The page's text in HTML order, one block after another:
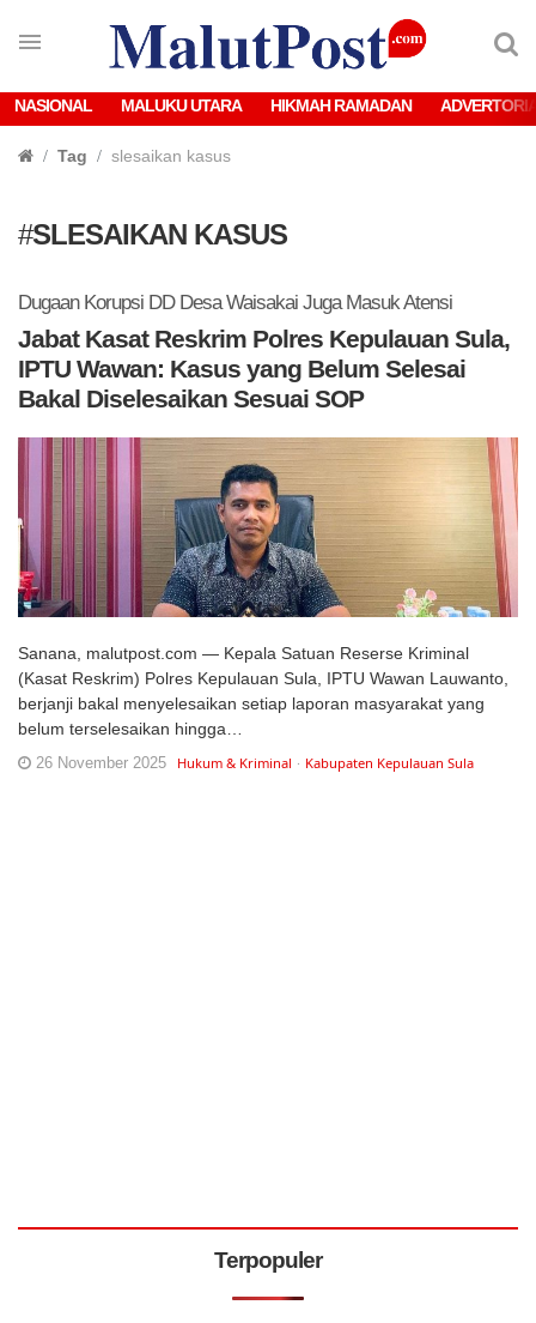
NASIONAL MALUKU UTARA HIKMAH RAMADAN
Tag slesaikan kasus
#SLESAIKAN KASUS
Dugaan Korupsi DD Desa Waisakai Juga Masuk Atensi
Jabat Kasat Reskrim Polres Kepulauan Sula,
IPTU Wawan: Kasus yang Belum Selesai
Bakal Diselesaikan Sesuai SOP
Sanana, malutpost.com — Kepala Satuan Reserse Kriminal
(Kasat Reskrim) Polres Kepulauan Sula, IPTU Wawan Lauwanto,
berjanji bakal menyelesaikan setiap laporan masyarakat yang
belum terselesaikan hingga…
26 November 2025 Hukum & Kriminal Kabupaten Kepulauan Sula
Terpopuler